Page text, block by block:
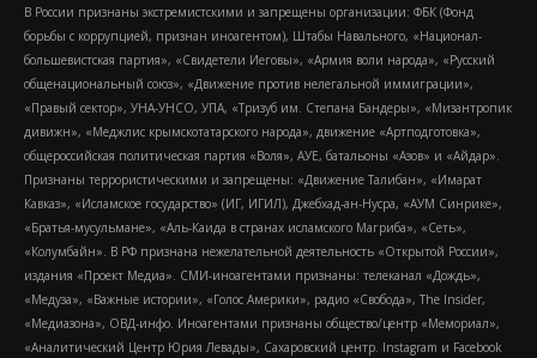
В России признаны экстремистскими и запрещены организации: ФБК (Фонд
борьбы с коррупцией, признан иноагентом), Штабы Навального, «Национал-
большевистская партия», «Свидетели Иеговы», «Армия воли народа», «Русский
общенациональный союз», «Движение против нелегальной иммиграции»,
«Правый сектор», УНА-УНСО, УПА, «Тризуб им. Степана Бандеры», «Мизантропик
дивижн», «Меджлис крымскотатарского народа», движение «Артподготовка»,
общероссийская политическая партия «Воля», АУЕ, батальоны «Азов» и «Айдар».
Признаны террористическими и запрещены: «Движение Талибан», «Имарат
Кавказ», «Исламское государство» (ИГ, ИГИЛ), Джебхад-ан-Нусра, «АУМ Синрике»,
«Братья-мусульмане», «Аль-Каида в странах исламского Магриба», «Сеть»,
«Колумбайн». В РФ признана нежелательной деятельность «Открытой России»,
издания «Проект Медиа». СМИ-иноагентами признаны: телеканал «Дождь»,
«Медуза», «Важные истории», «Голос Америки», радио «Свобода», The Insider,
«Медиазона», ОВД-инфо. Иноагентами признаны общество/центр «Мемориал»,
«Аналитический Центр Юрия Левады», Сахаровский центр. Instagram и Facebook